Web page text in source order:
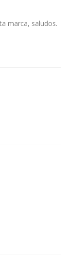
marca, saludos.